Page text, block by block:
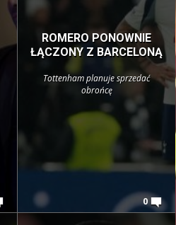
ROMERO PONOWNIE
ŁĄCZONY Z BARCELONĄ
Tottenham planuje sprzedać
obrońcę
0